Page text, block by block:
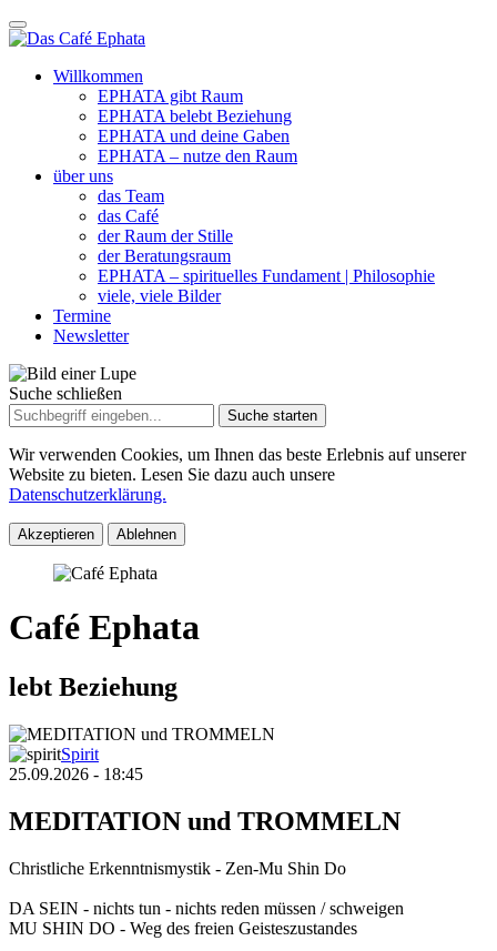
Willkommen
EPHATA gibt Raum
EPHATA belebt Beziehung
EPHATA und deine Gaben
EPHATA – nutze den Raum
über uns
das Team
das Café
der Raum der Stille
der Beratungsraum
EPHATA – spirituelles Fundament | Philosophie
viele, viele Bilder
Termine
Newsletter
Suche schließen
Suche
nach:
Wir verwenden Cookies, um Ihnen das beste Erlebnis auf unserer
Website zu bieten. Lesen Sie dazu auch unsere
Datenschutzerklärung.
Akzeptieren Ablehnen
Café Ephata
lebt Beziehung
Spirit
25.09.2026 - 18:45
MEDITATION und TROMMELN
Christliche Erkenntnismystik - Zen-Mu Shin Do
DA SEIN - nichts tun - nichts reden müssen / schweigen
MU SHIN DO - Weg des freien Geisteszustandes